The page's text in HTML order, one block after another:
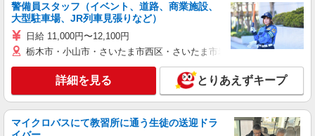
警備員スタッフ（イベント、道路、商業施設、
大型駐車場、JR列車見張りなど）
日給 11,000円〜12,100円
栃木市・小山市・さいたま市西区・さいたま市岩槻区・久喜市・蓮田
詳細を見る とりあえずキープ
マイクロバスにて教習所に通う生徒の送迎ドラ